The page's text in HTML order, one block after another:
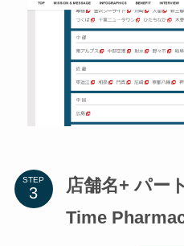
STEP
店舗名+ パー
Time